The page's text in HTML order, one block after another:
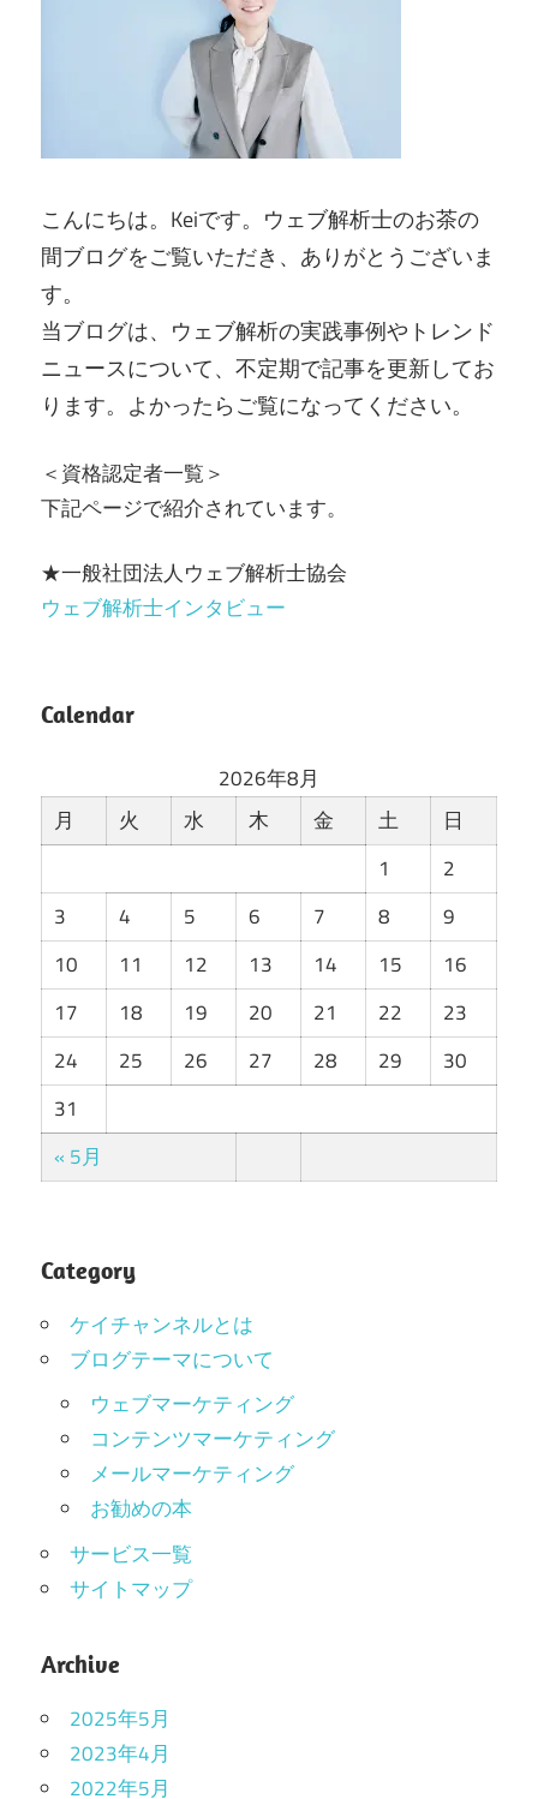
こんにちは。Keiです。ウェブ解析士のお茶の
間ブログをご覧いただき、ありがとうございま
す。
当ブログは、ウェブ解析の実践事例やトレンド
ニュースについて、不定期で記事を更新してお
ります。よかったらご覧になってください。
＜資格認定者一覧＞
下記ページで紹介されています。
★一般社団法人ウェブ解析士協会
ウェブ解析士インタビュー
Calendar
2026年8月
月
火 水 木 金 土 日
« 5月
1
2
3
4 5 6 7 8
9
10
11 12 13 14 15
16
17
18 19 20 21 22
23
24
25 26 27 28 29
30
31
Category
ケイチャンネルとは
ブログテーマについて
ウェブマーケティング
コンテンツマーケティング
メールマーケティング
お勧めの本
サービス一覧
サイトマップ
Archive
2025年5月
2023年4月
2022年5月